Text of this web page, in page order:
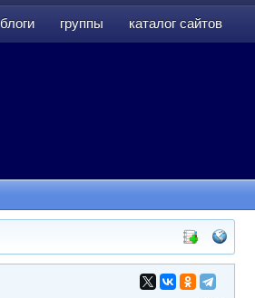
блоги группы каталог сайтов